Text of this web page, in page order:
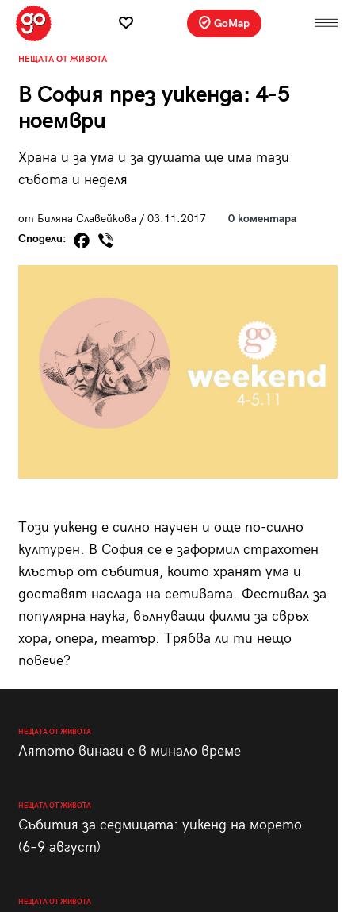
GoMap
НЕЩАТА ОТ ЖИВОТА
В София през уикенда: 4-5
ноември
Храна и за ума и за душата ще има тази
събота и неделя
от Биляна Славейкова / 03.11.2017
0 коментара
Сподели:
Този уикенд е силно научен и още по-силно
културен. В София се е заформил страхотен
клъстър от събития, които хранят ума и
доставят наслада на сетивата. Фестивал за
популярна наука, вълнуващи филми за свръх
хора, опера, театър. Трябва ли ти нещо
повече?
НЕЩАТА ОТ ЖИВОТА
Лятото винаги е в минало време
НЕЩАТА ОТ ЖИВОТА
Събития за седмицата: уикенд на морето
(6–9 август)
НЕЩАТА ОТ ЖИВОТА